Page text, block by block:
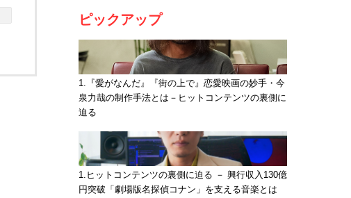
ピックアップ
1.『愛がなんだ』『街の上で』恋愛映画の妙手・今
泉力哉の制作手法とは－ヒットコンテンツの裏側に
迫る
1.ヒットコンテンツの裏側に迫る － 興行収入130億
円突破「劇場版名探偵コナン」を支える音楽とは